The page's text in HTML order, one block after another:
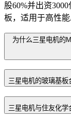
股60%并出资
板，适用于高性能
为什么三星电机的
三星电机的玻璃基板
三星电机与住友化学